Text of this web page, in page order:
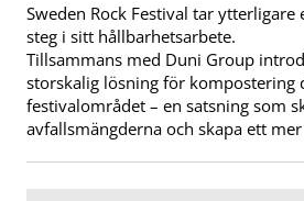
Sweden Rock Festival tar ytterligare
steg i sitt hållbarhetsarbete.
Tillsammans med Duni Group
storskalig lösning för kompostering
festivalområdet – en satsning som
avfallsmängderna och skapa ett